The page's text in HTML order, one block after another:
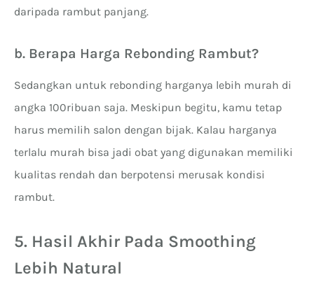
daripada rambut panjang.
b. Berapa Harga Rebonding Rambut?
Sedangkan untuk rebonding harganya lebih murah di
angka 100ribuan saja. Meskipun begitu, kamu tetap
harus memilih salon dengan bijak. Kalau harganya
terlalu murah bisa jadi obat yang digunakan memiliki
kualitas rendah dan berpotensi merusak kondisi
rambut.
5. Hasil Akhir Pada Smoothing
Lebih Natural